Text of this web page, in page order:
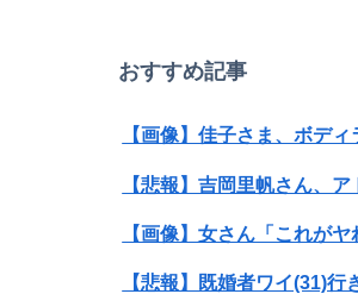
おすすめ記事
【画像】佳子さま、ボデ
【悲報】吉岡里帆さん、
【画像】女さん「これが
【悲報】既婚者ワイ(31)